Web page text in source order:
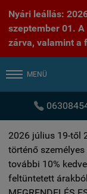
Nyári leállás:
szeptember 01.
zárva, valamint a
MENÜ

2026 július 19-től
történő
további 10%
feltüntetett